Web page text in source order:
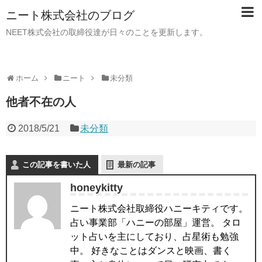
ニート株式会社のブログ
NEET株式会社の取締役達が日々のことを更新します。
ホーム ニート 未分類
他者不在の人
2018/5/21 未分類
この記事を書いた人 最新の記事
honeykitty
ニート株式会社取締役ハニーキティです。
占い事業部「ハニーの部屋」運営。 タロ
ット占いを主にしており、占星術も勉強
中。 好きなことはダンスと映画、書く